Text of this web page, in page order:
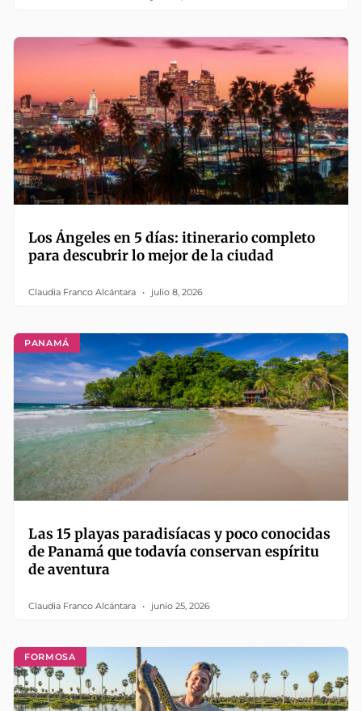
Los Ángeles en 5 días: itinerario completo
para descubrir lo mejor de la ciudad
Claudia Franco Alcántara julio 8, 2026
PANAMÁ
Las 15 playas paradisíacas y poco conocidas
de Panamá que todavía conservan espíritu
de aventura
Claudia Franco Alcántara junio 25, 2026
FORMOSA